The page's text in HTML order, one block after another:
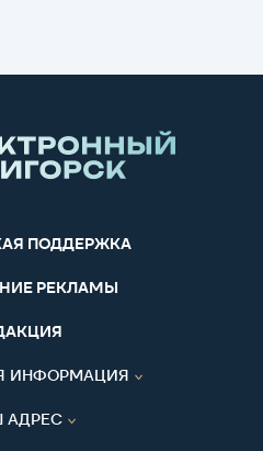
ПОДДЕРЖКА
РЕКЛАМЫ
ИНФОРМАЦИЯ
АДРЕС